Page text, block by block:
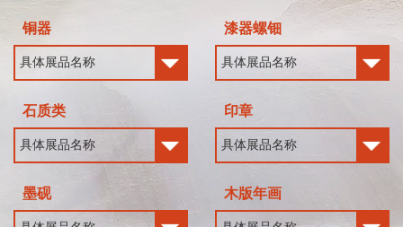
铜器 漆器螺钿
石质类 印章
墨砚 木版年画